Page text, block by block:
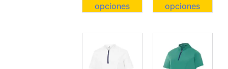
opciones
opciones